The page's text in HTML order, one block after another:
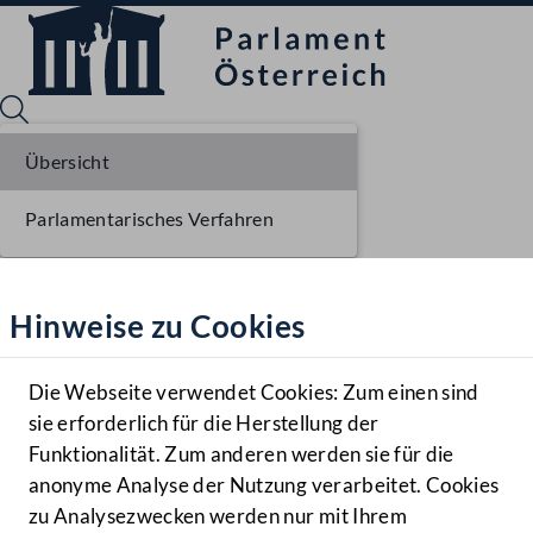
Hilfe
Benutzer
Navigationsmenü öffnen
MENÜ
Hinweise zu Cookies
Die Webseite verwendet Cookies: Zum einen sind
sie erforderlich für die Herstellung der
Funktionalität. Zum anderen werden sie für die
anonyme Analyse der Nutzung verarbeitet. Cookies
zu Analysezwecken werden nur mit Ihrem
Übersicht
Parlamentarisches Verfahren